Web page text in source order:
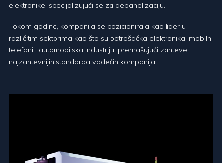
elektronike, specijalizujući se za depanelizaciju.
Tokom godina, kompanija se pozicionirala kao lider u
različitim sektorima kao što su potrošačka elektronika, mobilni
telefoni i automobilska industrija, premašujući zahteve i
najzahtevnijih standarda vodećih kompanija.